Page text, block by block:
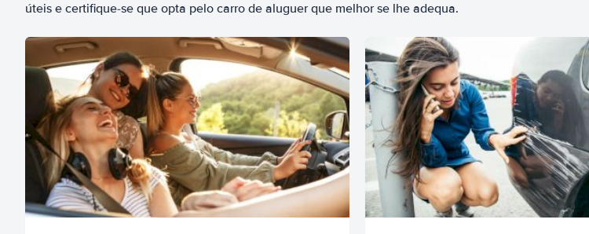
úteis e certifique-se que opta pelo carro de aluguer que melhor se lhe adequa.